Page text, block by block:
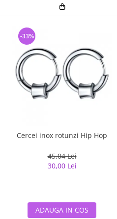
Cercei inox rotunzi Hip Hop
45,04 Lei
30,00 Lei
-33%
ADAUGA IN COS